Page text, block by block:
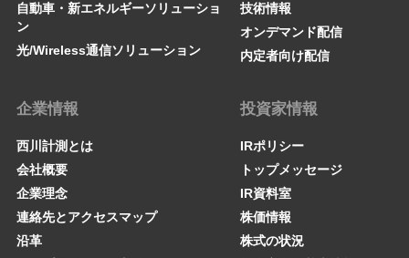
自動車・新エネルギーソリューショ
ン
光/Wireless通信ソリューション
技術情報
オンデマンド配信
内定者向け配信
企業情報
西川計測とは
会社概要
企業理念
連絡先とアクセスマップ
沿革
投資家情報
IRポリシー
トップメッセージ
IR資料室
株価情報
株式の状況